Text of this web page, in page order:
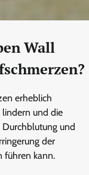
Wall
erheblich
lindern und die
und
der
führen kann.